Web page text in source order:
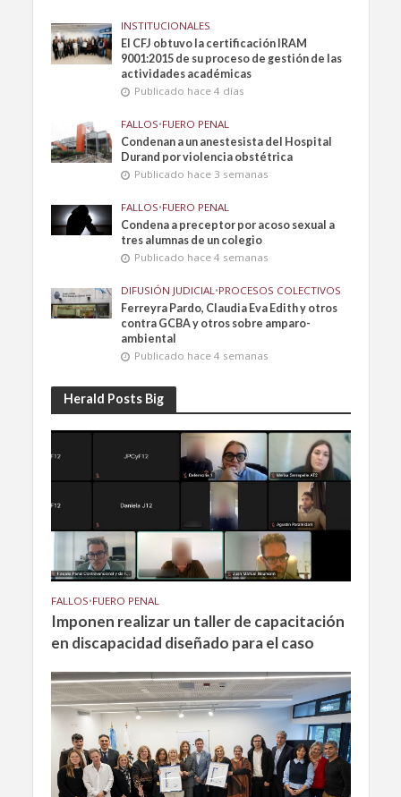
INSTITUCIONALES
El CFJ obtuvo la certificación IRAM
9001:2015 de su proceso de gestión de las
actividades académicas
Publicado hace 4 días
FALLOS•FUERO PENAL
Condenan a un anestesista del Hospital
Durand por violencia obstétrica
Publicado hace 3 semanas
FALLOS•FUERO PENAL
Condena a preceptor por acoso sexual a
tres alumnas de un colegio
Publicado hace 4 semanas
DIFUSIÓN JUDICIAL•PROCESOS COLECTIVOS
Ferreyra Pardo, Claudia Eva Edith y otros
contra GCBA y otros sobre amparo-
ambiental
Publicado hace 4 semanas
Herald Posts Big
FALLOS•FUERO PENAL
Imponen realizar un taller de capacitación
en discapacidad diseñado para el caso